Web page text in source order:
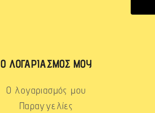
Ο ΛΟΓΑΡΙΑΣΜΌΣ ΜΟΥ
Ο λογαριασμός μου
Παραγγελίες